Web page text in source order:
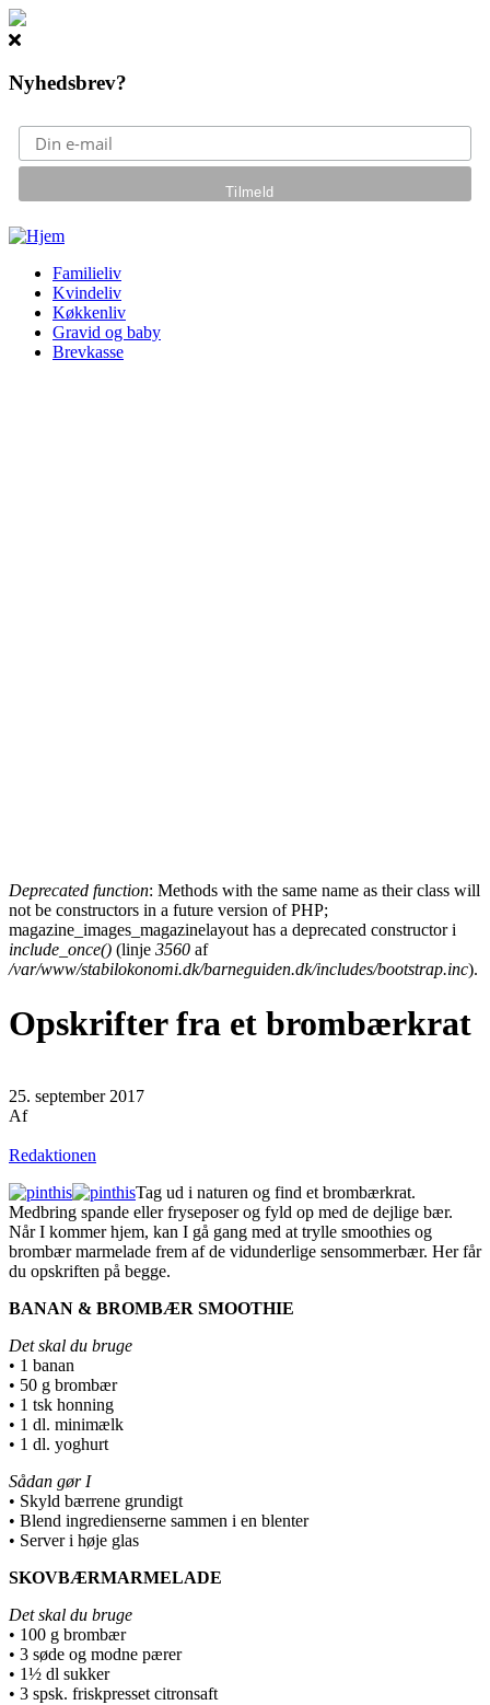
Nyhedsbrev?
Gå til hovedindhold
Familieliv
Kvindeliv
Køkkenliv
Gravid og baby
Brevkasse
Fejlmeddelelse
Deprecated function: Methods with the same name as their class will
not be constructors in a future version of PHP;
magazine_images_magazinelayout has a deprecated constructor i
include_once() (linje 3560 af
/var/www/stabilokonomi.dk/barneguiden.dk/includes/bootstrap.inc).
Opskrifter fra et brombærkrat
25. september 2017
Af
Redaktionen
Tag ud i naturen og find et brombærkrat.
Medbring spande eller fryseposer og fyld op med de dejlige bær.
Når I kommer hjem, kan I gå gang med at trylle smoothies og
brombær marmelade frem af de vidunderlige sensommerbær. Her får
du opskriften på begge.
BANAN & BROMBÆR SMOOTHIE
Det skal du bruge
• 1 banan
• 50 g brombær
• 1 tsk honning
• 1 dl. minimælk
• 1 dl. yoghurt
Sådan gør I
• Skyld bærrene grundigt
• Blend ingredienserne sammen i en blenter
• Server i høje glas
SKOVBÆRMARMELADE
Det skal du bruge
• 100 g brombær
• 3 søde og modne pærer
• 1½ dl sukker
• 3 spsk. friskpresset citronsaft